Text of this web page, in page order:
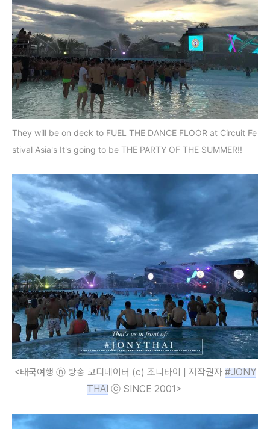
They will be on deck to FUEL THE DANCE FLOOR at Circuit Fe
stival Asia's It's going to be THE PARTY OF THE SUMMER!!
<태국여행 ⓝ 방송 코디네이터 (c) 조니타이 | 저작권자 #JONY
THAI ⓒ SINCE 2001>